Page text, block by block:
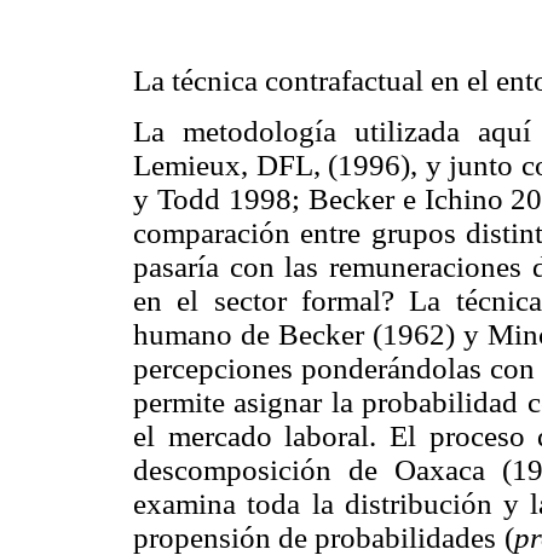
La técnica contrafactual en el
La metodología utilizada
Lemieux, DFL, (1996), y junto
y Todd 1998; Becker e Ichino
comparación entre grupos
pasaría con las
en el sector formal? La
humano de Becker (1962) y
percepciones ponderándolas
permite asignar la probabilidad
el mercado laboral. El
descomposición de Oaxaca
examina toda la distribución y
propensión de probabilidades (